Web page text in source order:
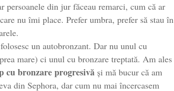
persoanele din jur făceau remarci, cum că ar
nu îmi place. Prefer umbra, prefer să stau în
un autobronzant. Dar nu unul cu
mare) ci unul cu bronzare treptată. Am ales
cu bronzare progresivă și mă bucur că am
din Sephora, dar cum nu mai încercasem